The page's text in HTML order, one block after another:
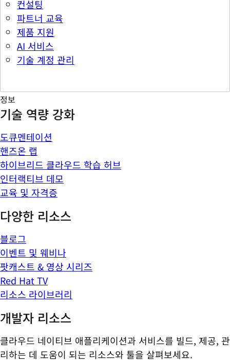
컨설팅
파트너 교육
제품 지원
AI 서비스
기술 계정 관리
정보
기술 역량 강화
도큐멘테이션
핸즈온 랩
하이브리드 클라우드 학습 허브
인터랙티브 데모
교육 및 자격증
다양한 리소스
블로그
이벤트 및 웨비나
팟캐스트 & 영상 시리즈
Red Hat TV
리소스 라이브러리
개발자 리소스
클라우드 네이티브 애플리케이션과 서비스를 빌드, 제공, 관
리하는 데 도움이 되는 리소스와 툴을 살펴보세요.